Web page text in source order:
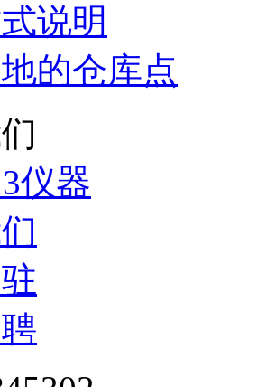
说明
的仓库点
仪器